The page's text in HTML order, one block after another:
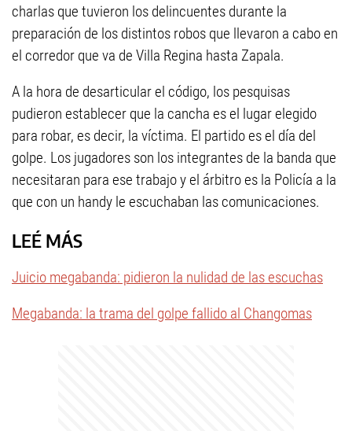
charlas que tuvieron los delincuentes durante la
preparación de los distintos robos que llevaron a cabo en
el corredor que va de Villa Regina hasta Zapala.
A la hora de desarticular el código, los pesquisas
pudieron establecer que la cancha es el lugar elegido
para robar, es decir, la víctima. El partido es el día del
golpe. Los jugadores son los integrantes de la banda que
necesitaran para ese trabajo y el árbitro es la Policía a la
que con un handy le escuchaban las comunicaciones.
LEÉ MÁS
Juicio megabanda: pidieron la nulidad de las escuchas
Megabanda: la trama del golpe fallido al Changomas